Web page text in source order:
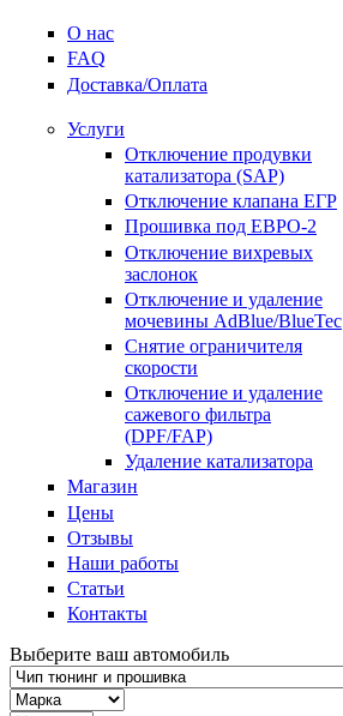
О нас
FAQ
Доставка/Оплата
Услуги
Отключение продувки
катализатора (SAP)
Отключение клапана ЕГР
Прошивка под ЕВРО-2
Отключение вихревых
заслонок
Отключение и удаление
мочевины AdBlue/BlueTec
Снятие ограничителя
скорости
Отключение и удаление
сажевого фильтра
(DPF/FAP)
Удаление катализатора
Магазин
Цены
Отзывы
Наши работы
Статьи
Контакты
Выберите ваш автомобиль